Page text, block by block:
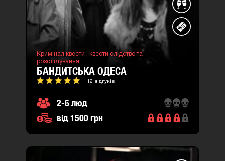
Кримінал квести , квести слідство та
розслідування
БАНДИТСЬКА ОДЕСА
12 відгуків
2-6 люд
від 1500 грн